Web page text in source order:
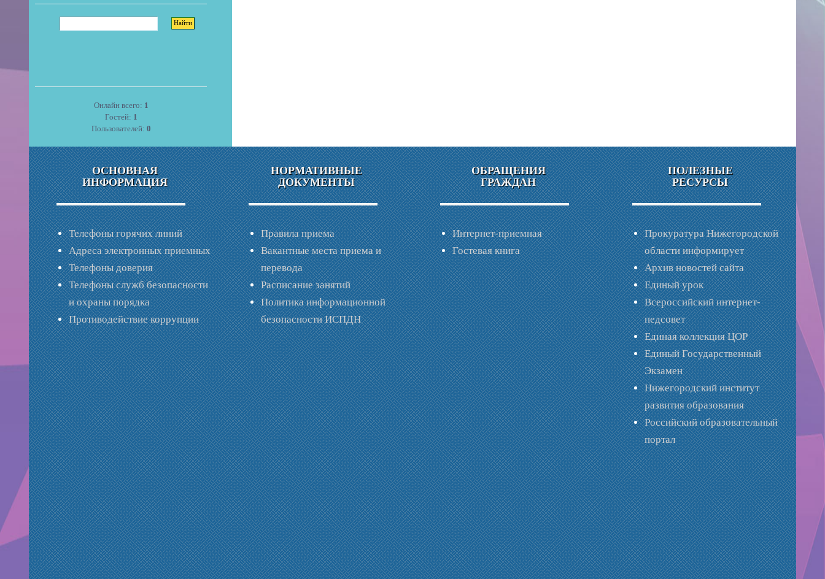
Онлайн всего: 1
Гостей: 1
Пользователей: 0
ОСНОВНАЯ
ИНФОРМАЦИЯ
Телефоны горячих линий
Адреса электронных приемных
Телефоны доверия
Телефоны служб безопасности
и охраны порядка
Противодействие коррупции
НОРМАТИВНЫЕ
ДОКУМЕНТЫ
Правила приема
Вакантные места приема и
перевода
Расписание занятий
Политика информационной
безопасности ИСПДН
ОБРАЩЕНИЯ
ГРАЖДАН
Интернет-приемная
Гостевая книга
ПОЛЕЗНЫЕ
РЕСУРСЫ
Прокуратура Нижегородской
области информирует
Архив новостей сайта
Единый урок
Всероссийский интернет-
педсовет
Единая коллекция ЦОР
Единый Государственный
Экзамен
Нижегородский институт
развития образования
Российский образовательный
портал